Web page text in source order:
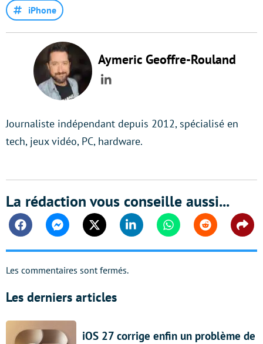
iPhone
Aymeric Geoffre-Rouland
LinkedIn
Journaliste indépendant depuis 2012, spécialisé en
tech, jeux vidéo, PC, hardware.
La rédaction vous conseille aussi...
FacebookMessengerTwitter Linkedin WhatsappReddit
Les commentaires sont fermés.
Les derniers articles
iOS 27 corrige enfin un problème de